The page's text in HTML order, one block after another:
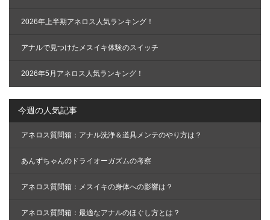
り2026年上半期アネロス人気ランキング！
アナルで見つけたメスイキ体験のスイッチ
2026年5月アネロス人気ランキング！
今週の人気記事
アネロス質問箱：アナル洗浄＆道具メンテのやり方は？
あんずちゃんのドライオーガズムの考察
アネロス質問箱：メスイキの身体への影響は？
アネロス質問箱：最適なアナルのほぐし方とは？